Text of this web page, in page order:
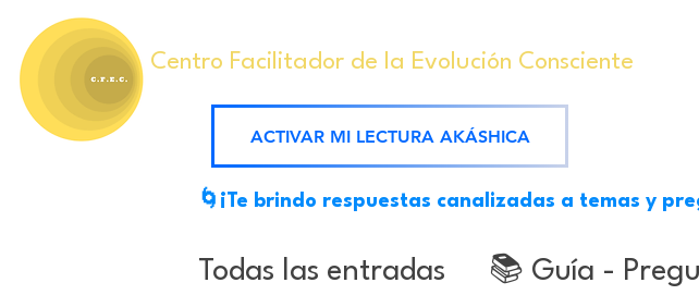
Centro Facilitador de la Evolución Consciente
ACTIVAR MI LECTURA AKÁSHICA
🌀¡Te brindo respuestas canalizadas a temas y
Todas las entradas 📚 Guía -